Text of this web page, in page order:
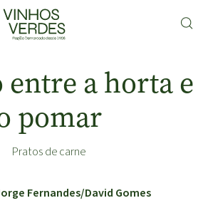
a horta e
pomar
Pratos de carne
Fernandes/David Gomes